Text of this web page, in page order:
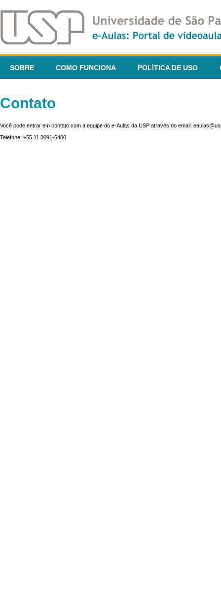
SOBRE COMO FUNCIONA POLÍTICA DE USO
Contato
Você pode entrar em contato com a equipe do e-Aulas da USP através do email:
Telefone: +55 11 3091-6400.